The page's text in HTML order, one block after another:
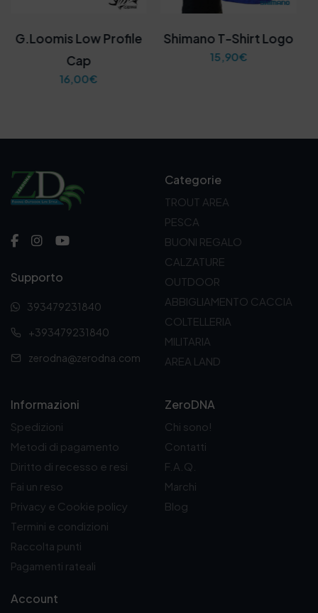
G.Loomis Low Profile
Cap
16,00€
Shimano T-Shirt Logo
15,90€
Supporto
393479231840
+393479231840
zerodna@zerodna.com
Categorie
TROUT AREA
PESCA
BUONI REGALO
CALZATURE
OUTDOOR
ABBIGLIAMENTO CACCIA
COLTELLERIA
MILITARIA
AREA LAND
Informazioni
Spedizioni
Metodi di pagamento
Diritto di recesso e resi
Fai un reso
Privacy e Cookie policy
Termini e condizioni
Raccolta punti
Pagamenti rateali
Account
ZeroDNA
Chi sono!
Contatti
F.A.Q.
Marchi
Blog